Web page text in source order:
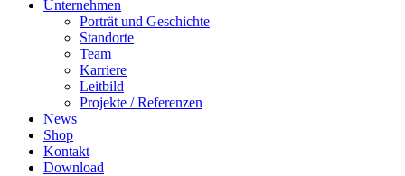
Unternehmen
Porträt und Geschichte
Standorte
Team
Karriere
Leitbild
Projekte / Referenzen
News
Shop
Kontakt
Download